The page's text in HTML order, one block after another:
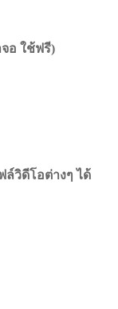
อ ใช้ฟรี)
ล์วิดีโอต่างๆ ได้